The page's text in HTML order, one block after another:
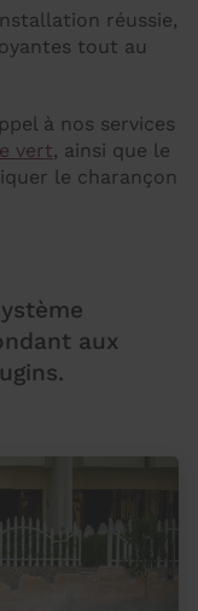
réussie,
tout au
à nos services
vert, ainsi que le
le charançon
aux